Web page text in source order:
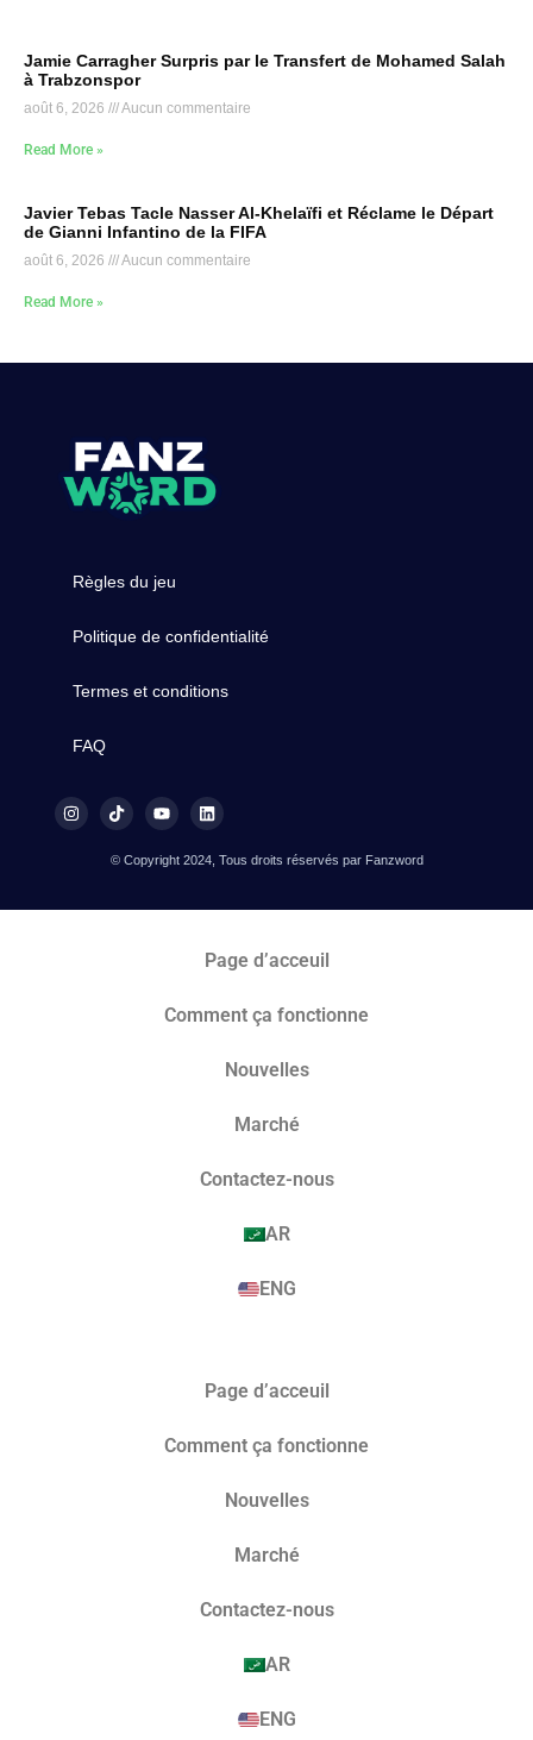
Jamie Carragher Surpris par le Transfert de Mohamed Salah
à Trabzonspor
août 6, 2026 Aucun commentaire
Read More »
Javier Tebas Tacle Nasser Al-Khelaïfi et Réclame le Départ
de Gianni Infantino de la FIFA
août 6, 2026 Aucun commentaire
Read More »
Règles du jeu
Politique de confidentialité
Termes et conditions
FAQ
© Copyright 2024, Tous droits réservés par Fanzword
Page d’acceuil
Comment ça fonctionne
Nouvelles
Marché​
Contactez-nous
AR
ENG
Page d’acceuil
Comment ça fonctionne
Nouvelles
Marché​
Contactez-nous
AR
ENG